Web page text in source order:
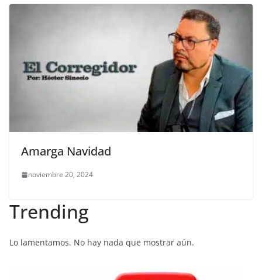
Amarga Navidad
noviembre 20, 2024
Trending
Lo lamentamos. No hay nada que mostrar aún.